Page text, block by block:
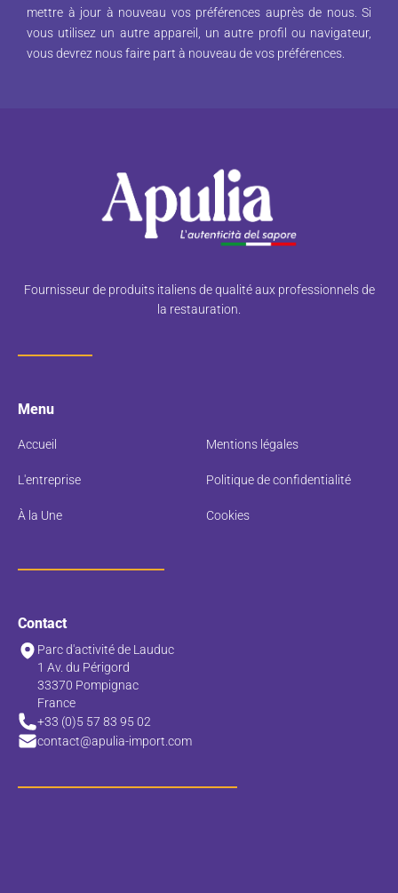
mettre à jour à nouveau vos préférences auprès de nous. Si
vous utilisez un autre appareil, un autre profil ou navigateur,
vous devrez nous faire part à nouveau de vos préférences.
Fournisseur de produits italiens de qualité aux professionnels de
la restauration.
Menu
Accueil
L'entreprise
À la Une
Mentions légales
Politique de confidentialité
Cookies
Contact
Parc d'activité de Lauduc
1 Av. du Périgord
33370 Pompignac
France
+33 (0)5 57 83 95 02
contact@apulia-import.com